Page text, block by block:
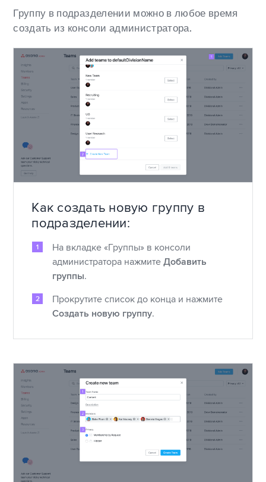
Группу в подразделении можно в любое время
создать из консоли администратора.
Как создать новую группу в
подразделении:
На вкладке «Группы» в консоли
администратора нажмитеДобавить
группы.
Прокрутите список до конца и нажмите
Создать новую группу.